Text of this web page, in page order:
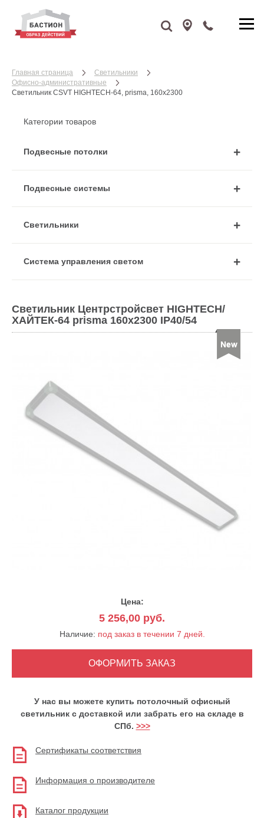
Главная страница
Cветильники
Офисно-административные
Светильник CSVT HIGHTECH-64, prisma, 160x2300
Категории товаров
Подвесные потолки
Подвесные системы
Cветильники
Система управления светом
Светильник Центрстройсвет HIGHTECH/
ХАЙТЕК-64 prisma 160x2300 IP40/54
Цена:
5 256,00 руб.
Наличие: под заказ в течении 7 дней.
У нас вы можете купить потолочный офисный
светильник с доставкой или забрать его на складе в
СПб. >>>
Сертификаты соответствия
Информация о производителе
Каталог продукции